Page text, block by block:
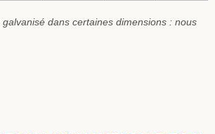
dans certaines dimensions : nous